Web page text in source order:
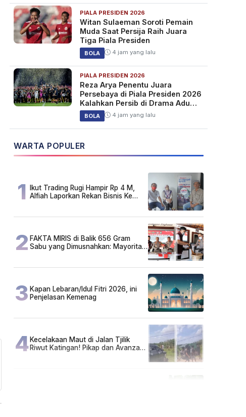
PIALA PRESIDEN 2026
Witan Sulaeman Soroti Pemain
Muda Saat Persija Raih Juara
Tiga Piala Presiden
BOLA 4 jam yang lalu
PIALA PRESIDEN 2026
Reza Arya Penentu Juara
Persebaya di Piala Presiden 2026
Kalahkan Persib di Drama Adu
Penalti
BOLA 4 jam yang lalu
WARTA POPULER
1 Ikut Trading Rugi Hampir Rp 4 M,
Alfiah Laporkan Rekan Bisnis Ke
2 FAKTA MIRIS di Balik 656 Gram
Sabu yang Dimusnahkan: Mayoritas
3 Kapan Lebaran/Idul Fitri 2026, ini
Penjelasan Kemenag
4Kecelakaan Maut di Jalan Tjilik
Riwut Katingan! Pikap dan Avanza